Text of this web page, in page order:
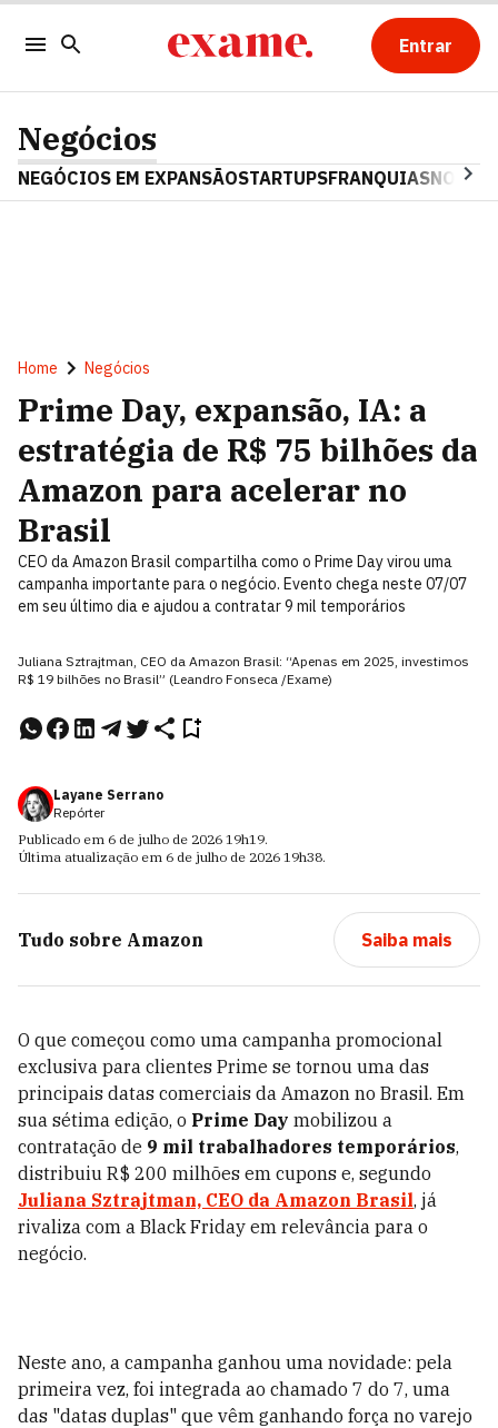
Entrar
Negócios
NEGÓCIOS EM EXPANSÃOSTARTUPSFRANQUIAS
Home Negócios
Prime Day, expansão, IA: a
estratégia de R$ 75 bilhões da
Amazon para acelerar no
Brasil
CEO da Amazon Brasil compartilha como o Prime Day virou uma
campanha importante para o negócio. Evento chega neste 07/07
em seu último dia e ajudou a contratar 9 mil temporários
Juliana Sztrajtman, CEO da Amazon Brasil: “Apenas em 2025, investimos
R$ 19 bilhões no Brasil” (Leandro Fonseca /Exame)
Layane Serrano
Repórter
Publicado em 6 de julho de 2026 19h19.
Última atualização em 6 de julho de 2026 19h38.
Tudo sobre Amazon Saiba mais
O que começou como uma campanha promocional
exclusiva para clientes Prime se tornou uma das
principais datas comerciais da Amazon no Brasil. Em
sua sétima edição, o Prime Day mobilizou a
contratação de 9 mil trabalhadores temporários,
distribuiu R$ 200 milhões em cupons e, segundo
Juliana Sztrajtman, CEO da Amazon Brasil, já
rivaliza com a Black Friday em relevância para o
negócio.
Neste ano, a campanha ganhou uma novidade: pela
primeira vez, foi integrada ao chamado 7 do 7, uma
das "datas duplas" que vêm ganhando força no varejo